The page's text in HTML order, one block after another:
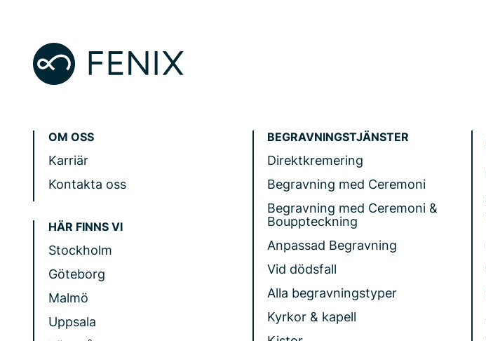
OM OSS
Karriär
Kontakta oss
HÄR FINNS VI
Stockholm
Göteborg
Malmö
Uppsala
BEGRAVNINGSTJÄNSTER
Direktkremering
Begravning med Ceremoni
Begravning med Ceremoni &
Bouppteckning
Anpassad Begravning
Vid dödsfall
Alla begravningstyper
Kyrkor & kapell